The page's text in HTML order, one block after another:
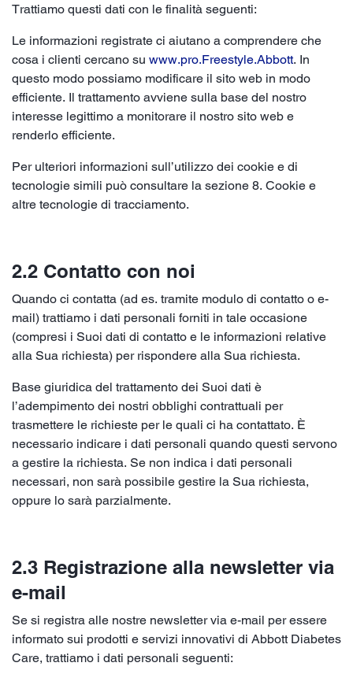
Trattiamo questi dati con le finalità seguenti:
Le informazioni registrate ci aiutano a comprendere che
cosa i clienti cercano su www.pro.Freestyle.Abbott. In
questo modo possiamo modificare il sito web in modo
efficiente. Il trattamento avviene sulla base del nostro
interesse legittimo a monitorare il nostro sito web e
renderlo efficiente.
Per ulteriori informazioni sull’utilizzo dei cookie e di
tecnologie simili può consultare la sezione 8. Cookie e
altre tecnologie di tracciamento.
2.2 Contatto con noi
Quando ci contatta (ad es. tramite modulo di contatto o e-
mail) trattiamo i dati personali forniti in tale occasione
(compresi i Suoi dati di contatto e le informazioni relative
alla Sua richiesta) per rispondere alla Sua richiesta.
Base giuridica del trattamento dei Suoi dati è
l’adempimento dei nostri obblighi contrattuali per
trasmettere le richieste per le quali ci ha contattato. È
necessario indicare i dati personali quando questi servono
a gestire la richiesta. Se non indica i dati personali
necessari, non sarà possibile gestire la Sua richiesta,
oppure lo sarà parzialmente.
2.3 Registrazione alla newsletter via
e-mail
Se si registra alle nostre newsletter via e-mail per essere
informato sui prodotti e servizi innovativi di Abbott Diabetes
Care, trattiamo i dati personali seguenti: